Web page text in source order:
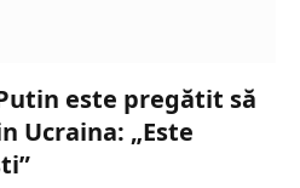
este pregătit să
Ucraina: „Este